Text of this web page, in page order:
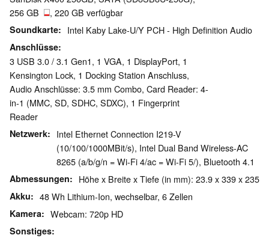
256 GB
, 220 GB verfügbar
Soundkarte Intel Kaby Lake-U/Y PCH - High Definition Audio
Anschlüsse
3 USB 3.0 / 3.1 Gen1, 1 VGA, 1 DisplayPort, 1
Kensington Lock, 1 Docking Station Anschluss,
Audio Anschlüsse: 3.5 mm Combo, Card Reader: 4-
in-1 (MMC, SD, SDHC, SDXC), 1 Fingerprint
Reader
Netzwerk
Intel Ethernet Connection I219-V
(10/100/1000MBit/s), Intel Dual Band Wireless-AC
8265 (a/b/g/n = Wi-Fi 4/ac = Wi-Fi 5/), Bluetooth 4.1
Abmessungen Höhe x Breite x Tiefe (in mm): 23.9 x 339 x 235
Akku 48 Wh Lithium-Ion, wechselbar, 6 Zellen
Kamera Webcam: 720p HD
Sonstiges